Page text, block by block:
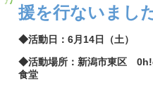
援を行ないました
◆活動日：6月14日（土）
◆活動場所：新潟市東区
食堂